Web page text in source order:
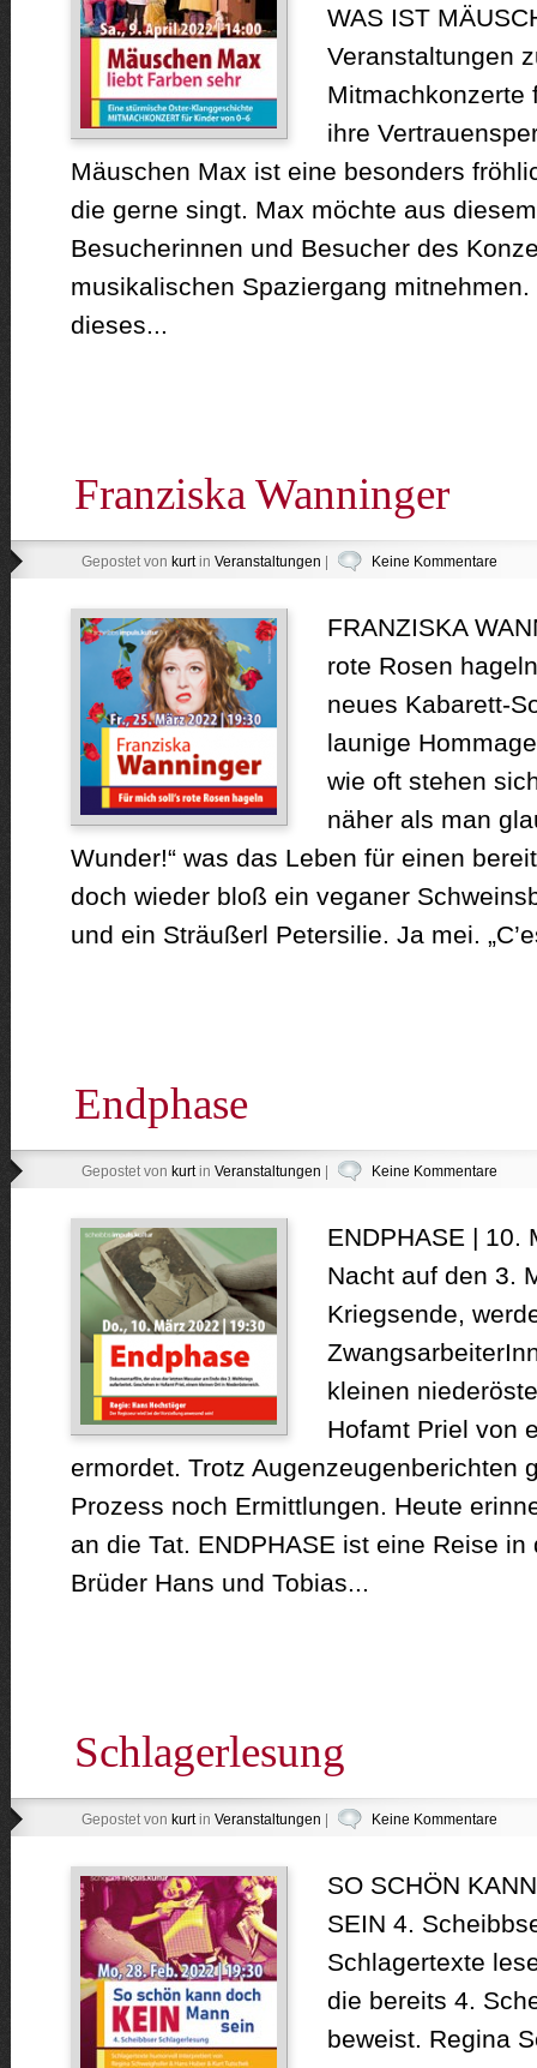
WAS IST
Veranstaltungen
Mitmachkonzerte
ihre
Mäuschen Max ist eine besonders
die gerne singt. Max möchte aus
Besucherinnen und Besucher des
musikalischen Spaziergang
dieses...
Franziska Wanninger
Gepostet von kurtin Veranstaltungen Keine Kommentare
FRANZISKA
rote Rosen
neues Kabarett-
launige
wie oft stehen
näher als man
Wunder!“ was das Leben für einen
doch wieder bloß ein veganer
und ein Sträußerl Petersilie. Ja mei.
Endphase
Gepostet von kurtin Veranstaltungen Keine Kommentare
ENDPHASE | 10.
Nacht auf den 3.
Kriegsende,
kleinen
Hofamt Priel von
ermordet. Trotz Augenzeugenberichten
Prozess noch Ermittlungen. Heute
an die Tat. ENDPHASE ist eine Reise
Brüder Hans und Tobias...
Schlagerlesung
Gepostet von kurtin Veranstaltungen Keine Kommentare
SO SCHÖN
SEIN 4.
Schlagertexte
die bereits 4.
beweist. Regina